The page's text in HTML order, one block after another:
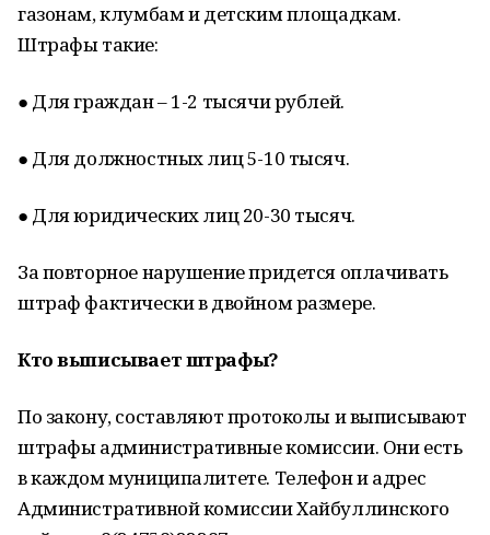
газонам, клумбам и детским площадкам.
Штрафы такие:
● Для граждан – 1-2 тысячи рублей.
● Для должностных лиц 5-10 тысяч.
● Для юридических лиц 20-30 тысяч.
За повторное нарушение придется оплачивать
штраф фактически в двойном размере.
Кто выписывает штрафы?
По закону, составляют протоколы и выписывают
штрафы административные комиссии. Они есть
в каждом муниципалитете. Телефон и адрес
Административной комиссии Хайбуллинского